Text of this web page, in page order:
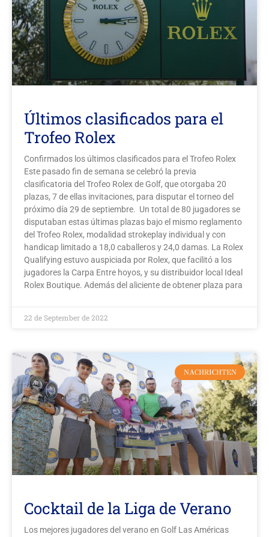
Últimos clasificados para el
Trofeo Rolex
Confirmados los últimos clasificados para el Trofeo Rolex
Este pasado fin de semana se celebró la previa
clasificatoria del Trofeo Rolex de Golf, que otorgaba 20
plazas, 7 de ellas invitaciones, para disputar el torneo del
próximo día 29 de septiembre. Un total de 80 jugadores se
disputaban estas últimas plazas bajo el mismo reglamento
del Trofeo Rolex, modalidad strokeplay individual y con
handicap limitado a 18,0 caballeros y 24,0 damas. La Rolex
Qualifying estuvo auspiciada por Rolex, que facilitó a los
jugadores la Carpa Entre hoyos, y su distribuidor local Ideal
Rolex Boutique. Además del aliciente de obtener plaza para
22 de September de 2022
NACHRICHTEN
Cocktail de la Liga de Verano
Los mejores jugadores del verano en Golf Las Américas